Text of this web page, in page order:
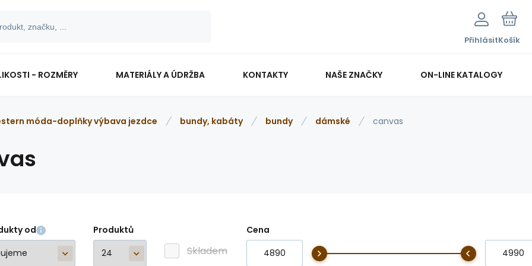
PřihlásitKošík
- ROZMĚRY MATERIÁLY A ÚDRŽBA KONTAKTY NAŠE ZNAČKY ON-LINE KATALOGY
móda-doplňky výbava jezdce bundy, kabáty bundy dámské canvas
od Produktů
Skladem
Cena